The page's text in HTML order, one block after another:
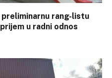
preliminarnu rang-listu
u radni odnos